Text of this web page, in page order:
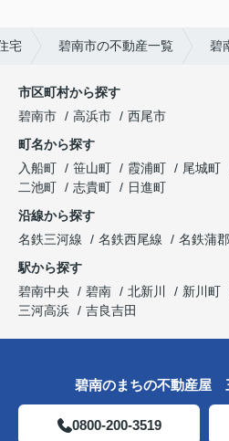
宅 碧南市の不動産一覧 碧
市区町村から探す
碧南市
高浜市
西尾市
町名から探す
入船町
笹山町 霞浦町 尾城町
二池町
志貴町
日進町
沿線から探す
名鉄三河線
名鉄西尾線
名鉄蒲
駅から探す
碧南中央
碧南 北新川 新川町
三河高浜
吉良吉田
碧南のまちの不動産屋
0800-200-3519